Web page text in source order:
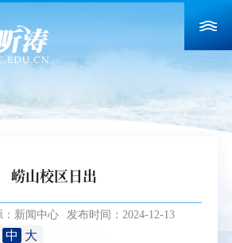
崂山校区日出
：新闻中心 发布时间：2024-12-13
中 大